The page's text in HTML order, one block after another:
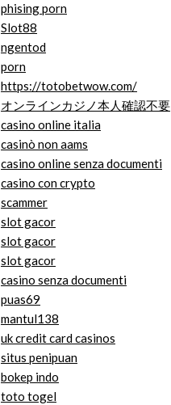
phising porn
Slot88
ngentod
porn
https://totobetwow.com/
オンラインカジノ本人確認不要
casino online italia
casinò non aams
casino online senza documenti
casino con crypto
scammer
slot gacor
slot gacor
slot gacor
casino senza documenti
puas69
mantul138
uk credit card casinos
situs penipuan
bokep indo
toto togel